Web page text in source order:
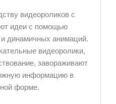
видеороликов с
идеи с помощью
динамичных анимаций.
видеоролики,
завораживают
информацию в
форме.